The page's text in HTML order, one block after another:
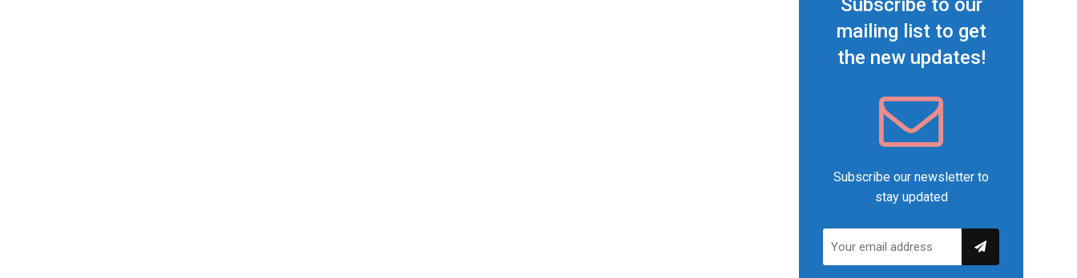
Subscribe to our
mailing list to get
the new updates!
Subscribe our newsletter to
stay updated